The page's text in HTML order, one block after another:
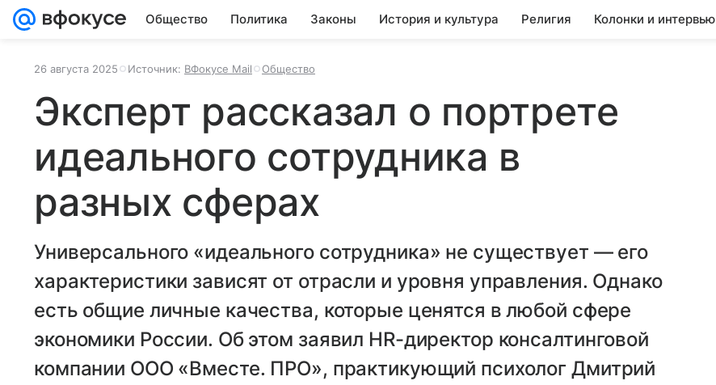
Общество Политика Законы История и культура Религия Колонки и интервью
26 августа 2025 Источник: ВФокусе Mail Общество
Эксперт рассказал о портрете
идеального сотрудника в
разных сферах
Универсального «идеального сотрудника» не существует — его
характеристики зависят от отрасли и уровня управления. Однако
есть общие личные качества, которые ценятся в любой сфере
экономики России. Об этом заявил HR-директор консалтинговой
компании ООО «Вместе. ПРО», практикующий психолог Дмитрий